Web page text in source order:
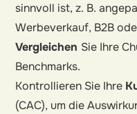
sinnvoll ist, z. B.
Werbeverkauf, B2B
Vergleichen Sie Ihre
Benchmarks.
Kontrollieren Sie Ihre
(CAC), um die